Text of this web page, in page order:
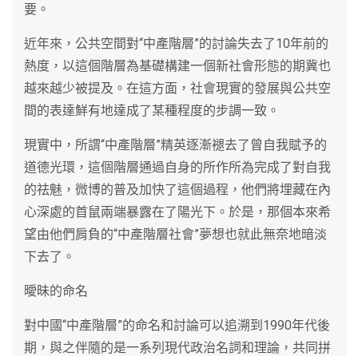
要。
近年來，公共空間對“中產階層”的討論失去了10年前的
熱度，以這個階層為基礎構建一個新社會形態的期冀也
越來越少被提及。在這方面，社會現實的發展與公共空
間的表達鮮有地達成了某種程度的步調一致。
現實中，所謂“中產階層”精英逐漸褪去了曾自我賦予的
道德光環，這個階層通過自身的所作所為完成了對自我
的祛魅，微博的普及加快了這個過程，他們將埋藏在內
心深處的首鼠兩端暴露在了陽光下。於是，那個本來希
望由他們肩負的“中產階層社會”夢想也就此無奈地暗淡
下去了。
曖昧的命名
對中國“中產階層”的命名和討論可以追溯到1990年代後
期，與之伴隨的是一系列現代政治名詞和理論，共同拼